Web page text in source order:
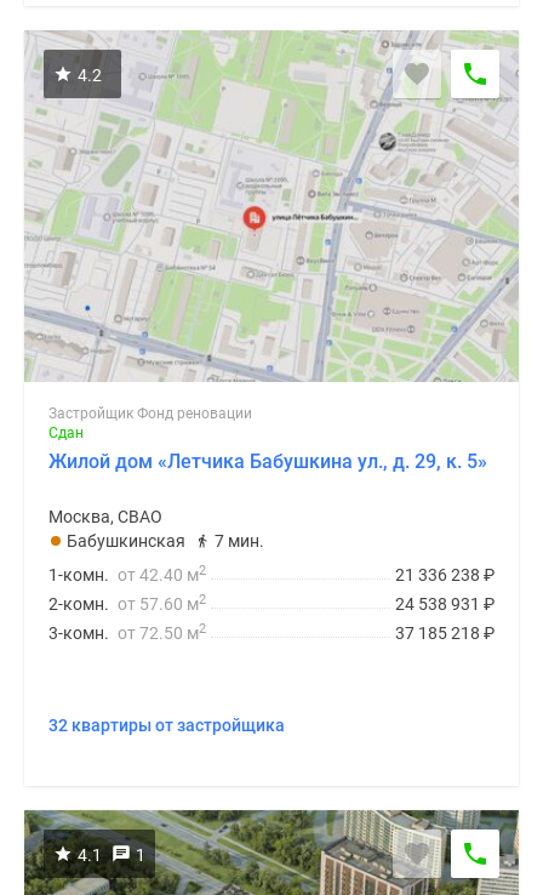
4.2
Застройщик Фонд реновации
Сдан
Жилой дом «Летчика Бабушкина ул., д. 29, к. 5»
Москва, СВАО
Бабушкинская
7 мин.
21 336 238 ₽
1-комн. от 42.40 м2
24 538 931 ₽
2-комн. от 57.60 м2
37 185 218 ₽
3-комн. от 72.50 м2
32 квартиры от застройщика
4.1 1